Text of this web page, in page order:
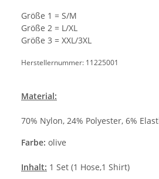
Größe 1 = S/M
Größe 2 = L/XL
Größe 3 = XXL/3XL
Herstellernummer: 11225001
Material:
70% Nylon, 24% Polyester, 6%
Farbe: olive
Inhalt: 1 Set (1 Hose,1 Shirt)